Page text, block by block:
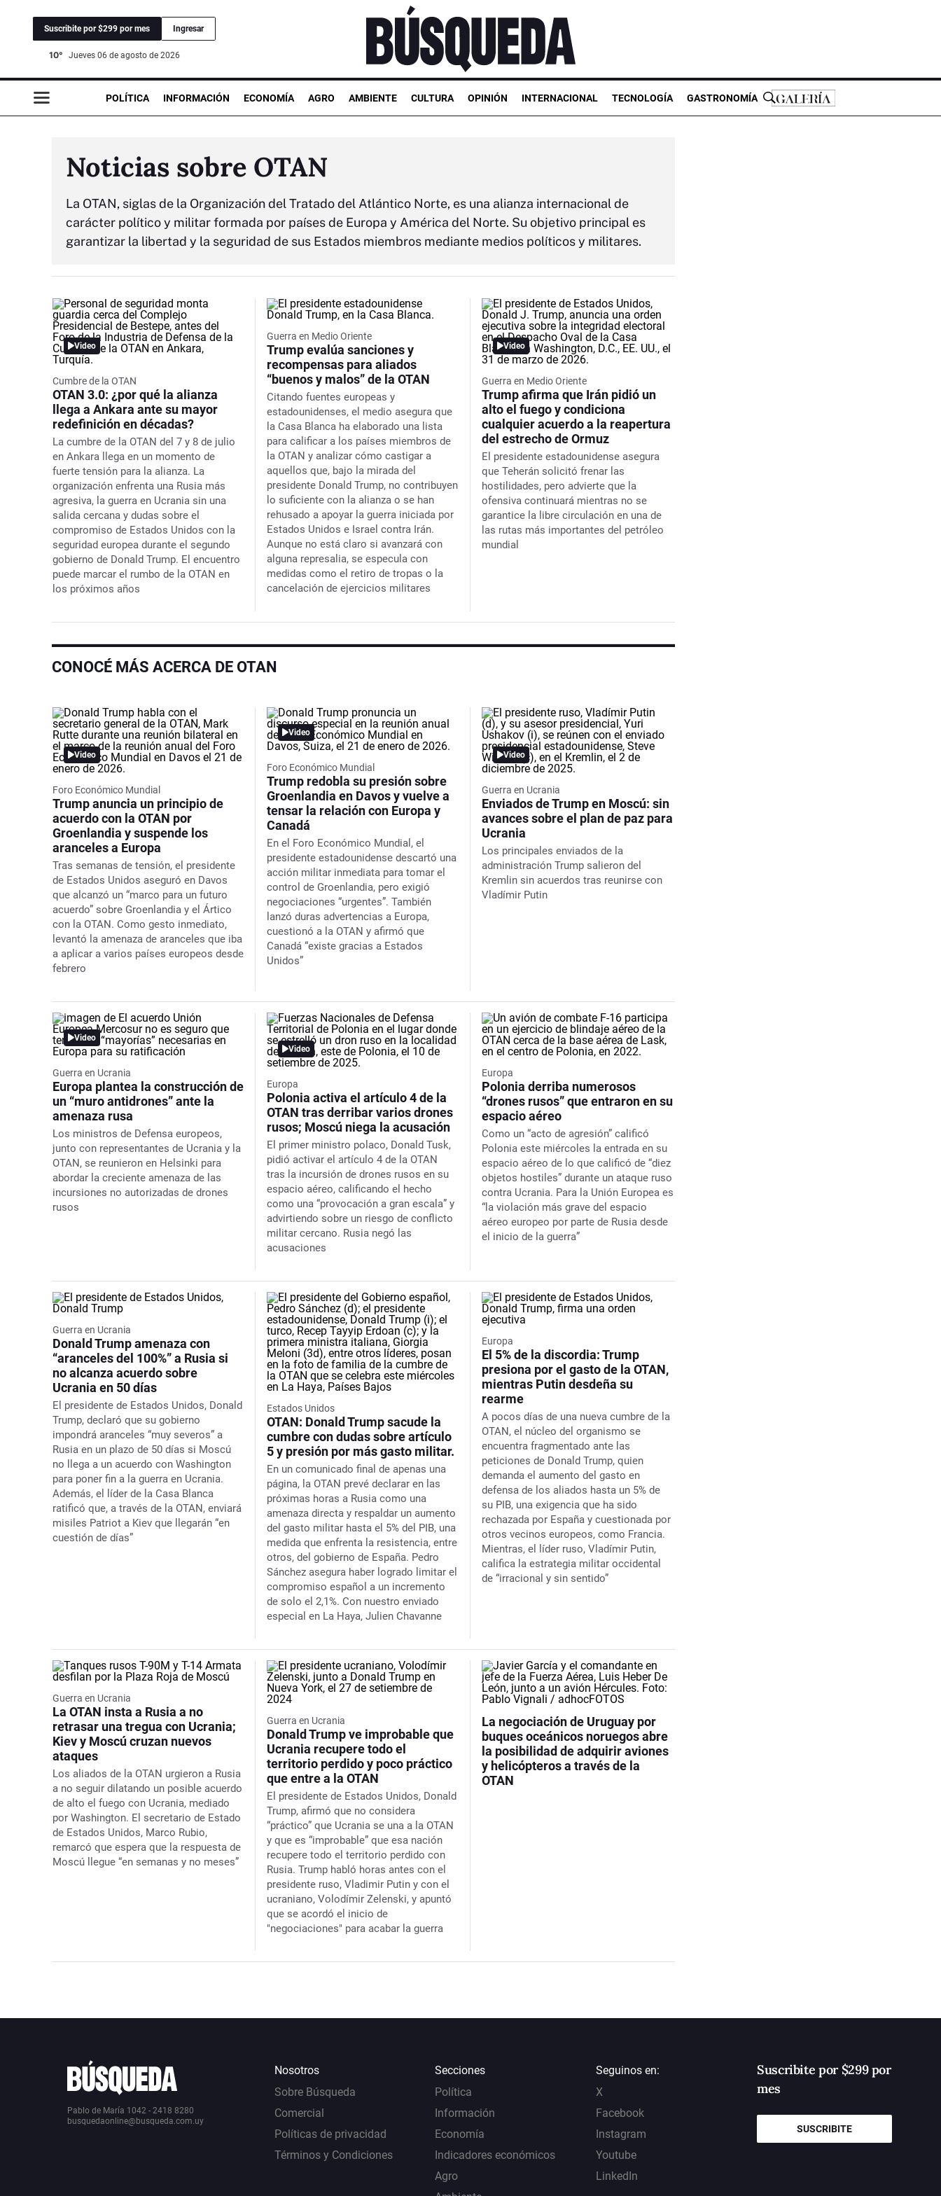
Suscribite por $299 por mes Ingresar
10° jueves 06 de agosto de 2026
POLÍTICA INFORMACIÓN ECONOMÍA AGRO AMBIENTE CULTURA OPINIÓN INTERNACIONAL TECNOLOGÍA GASTRONOMÍA
Noticias sobre OTAN
La OTAN, siglas de la Organización del Tratado del Atlántico Norte, es una alianza internacional de
carácter político y militar formada por países de Europa y América del Norte. Su objetivo principal es
garantizar la libertad y la seguridad de sus Estados miembros mediante medios políticos y militares.
Video
Cumbre de la OTAN
OTAN 3.0: ¿por qué la alianza
llega a Ankara ante su mayor
redefinición en décadas?
La cumbre de la OTAN del 7 y 8 de julio
en Ankara llega en un momento de
fuerte tensión para la alianza. La
organización enfrenta una Rusia más
agresiva, la guerra en Ucrania sin una
salida cercana y dudas sobre el
compromiso de Estados Unidos con la
seguridad europea durante el segundo
gobierno de Donald Trump. El encuentro
puede marcar el rumbo de la OTAN en
los próximos años
Guerra en Medio Oriente
Trump evalúa sanciones y
recompensas para aliados
“buenos y malos” de la OTAN
Citando fuentes europeas y
estadounidenses, el medio asegura que
la Casa Blanca ha elaborado una lista
para calificar a los países miembros de
la OTAN y analizar cómo castigar a
aquellos que, bajo la mirada del
presidente Donald Trump, no contribuyen
lo suficiente con la alianza o se han
rehusado a apoyar la guerra iniciada por
Estados Unidos e Israel contra Irán.
Aunque no está claro si avanzará con
alguna represalia, se especula con
medidas como el retiro de tropas o la
cancelación de ejercicios militares
Video
Guerra en Medio Oriente
Trump afirma que Irán pidió un
alto el fuego y condiciona
cualquier acuerdo a la reapertura
del estrecho de Ormuz
El presidente estadounidense asegura
que Teherán solicitó frenar las
hostilidades, pero advierte que la
ofensiva continuará mientras no se
garantice la libre circulación en una de
las rutas más importantes del petróleo
mundial
CONOCÉ MÁS ACERCA DE OTAN
Video
Foro Económico Mundial
Trump anuncia un principio de
acuerdo con la OTAN por
Groenlandia y suspende los
aranceles a Europa
Tras semanas de tensión, el presidente
de Estados Unidos aseguró en Davos
que alcanzó un “marco para un futuro
acuerdo” sobre Groenlandia y el Ártico
con la OTAN. Como gesto inmediato,
levantó la amenaza de aranceles que iba
a aplicar a varios países europeos desde
febrero
Video
Foro Económico Mundial
Trump redobla su presión sobre
Groenlandia en Davos y vuelve a
tensar la relación con Europa y
Canadá
En el Foro Económico Mundial, el
presidente estadounidense descartó una
acción militar inmediata para tomar el
control de Groenlandia, pero exigió
negociaciones “urgentes”. También
lanzó duras advertencias a Europa,
cuestionó a la OTAN y afirmó que
Canadá “existe gracias a Estados
Unidos”
Video
Guerra en Ucrania
Enviados de Trump en Moscú: sin
avances sobre el plan de paz para
Ucrania
Los principales enviados de la
administración Trump salieron del
Kremlin sin acuerdos tras reunirse con
Vladímir Putin
Video
Guerra en Ucrania
Europa plantea la construcción de
un “muro antidrones” ante la
amenaza rusa
Los ministros de Defensa europeos,
junto con representantes de Ucrania y la
OTAN, se reunieron en Helsinki para
abordar la creciente amenaza de las
incursiones no autorizadas de drones
rusos
Video
Europa
Polonia activa el artículo 4 de la
OTAN tras derribar varios drones
rusos; Moscú niega la acusación
El primer ministro polaco, Donald Tusk,
pidió activar el artículo 4 de la OTAN
tras la incursión de drones rusos en su
espacio aéreo, calificando el hecho
como una “provocación a gran escala” y
advirtiendo sobre un riesgo de conflicto
militar cercano. Rusia negó las
acusaciones
Europa
Polonia derriba numerosos
“drones rusos” que entraron en su
espacio aéreo
Como un “acto de agresión” calificó
Polonia este miércoles la entrada en su
espacio aéreo de lo que calificó de “diez
objetos hostiles” durante un ataque ruso
contra Ucrania. Para la Unión Europea es
“la violación más grave del espacio
aéreo europeo por parte de Rusia desde
el inicio de la guerra”
Guerra en Ucrania
Donald Trump amenaza con
“aranceles del 100%” a Rusia si
no alcanza acuerdo sobre
Ucrania en 50 días
El presidente de Estados Unidos, Donald
Trump, declaró que su gobierno
impondrá aranceles “muy severos” a
Rusia en un plazo de 50 días si Moscú
no llega a un acuerdo con Washington
para poner fin a la guerra en Ucrania.
Además, el líder de la Casa Blanca
ratificó que, a través de la OTAN, enviará
misiles Patriot a Kiev que llegarán “en
cuestión de días”
Estados Unidos
OTAN: Donald Trump sacude la
cumbre con dudas sobre artículo
5 y presión por más gasto militar.
En un comunicado final de apenas una
página, la OTAN prevé declarar en las
próximas horas a Rusia como una
amenaza directa y respaldar un aumento
del gasto militar hasta el 5% del PIB, una
medida que enfrenta la resistencia, entre
otros, del gobierno de España. Pedro
Sánchez asegura haber logrado limitar el
compromiso español a un incremento
de solo el 2,1%. Con nuestro enviado
especial en La Haya, Julien Chavanne
Europa
El 5% de la discordia: Trump
presiona por el gasto de la OTAN,
mientras Putin desdeña su
rearme
A pocos días de una nueva cumbre de la
OTAN, el núcleo del organismo se
encuentra fragmentado ante las
peticiones de Donald Trump, quien
demanda el aumento del gasto en
defensa de los aliados hasta un 5% de
su PIB, una exigencia que ha sido
rechazada por España y cuestionada por
otros vecinos europeos, como Francia.
Mientras, el líder ruso, Vladímir Putin,
califica la estrategia militar occidental
de “irracional y sin sentido”
Guerra en Ucrania
La OTAN insta a Rusia a no
retrasar una tregua con Ucrania;
Kiev y Moscú cruzan nuevos
ataques
Los aliados de la OTAN urgieron a Rusia
a no seguir dilatando un posible acuerdo
de alto el fuego con Ucrania, mediado
por Washington. El secretario de Estado
de Estados Unidos, Marco Rubio,
remarcó que espera que la respuesta de
Moscú llegue “en semanas y no meses”
Guerra en Ucrania
Donald Trump ve improbable que
Ucrania recupere todo el
territorio perdido y poco práctico
que entre a la OTAN
El presidente de Estados Unidos, Donald
Trump, afirmó que no considera
“práctico” que Ucrania se una a la OTAN
y que es “improbable” que esa nación
recupere todo el territorio perdido con
Rusia. Trump habló horas antes con el
presidente ruso, Vladimir Putin y con el
ucraniano, Volodímir Zelenski, y apuntó
que se acordó el inicio de
"negociaciones" para acabar la guerra
La negociación de Uruguay por
buques oceánicos noruegos abre
la posibilidad de adquirir aviones
y helicópteros a través de la
OTAN
Pablo de María 1042 - 2418 8280
busquedaonline@busqueda.com.uy
Nosotros
Sobre Búsqueda
Comercial
Políticas de privacidad
Términos y Condiciones
Secciones
Política
Información
Economía
Indicadores económicos
Agro
Seguinos en:
X
Facebook
Instagram
Youtube
LinkedIn
Suscribite por $299 por
mes
SUSCRIBITE